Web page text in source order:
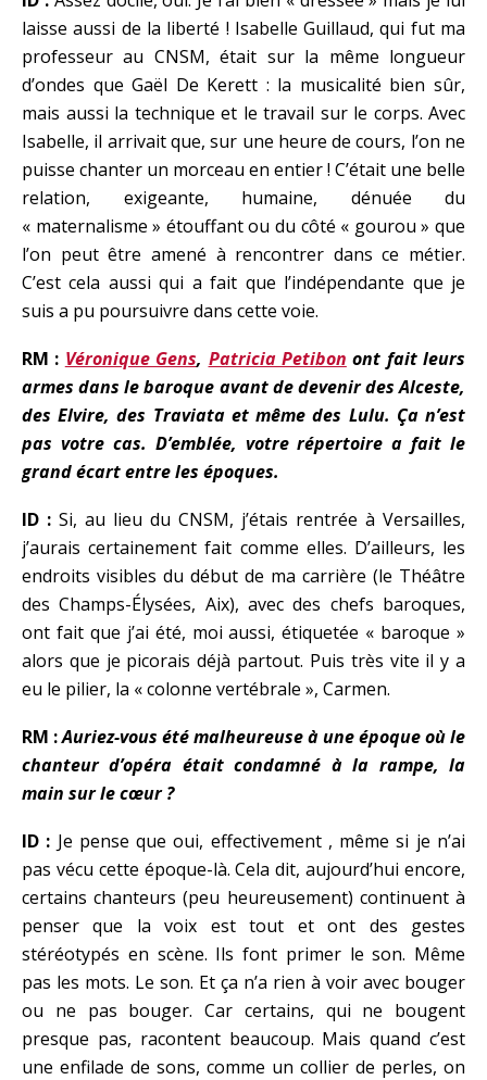
laisse aussi de la liberté ! Isabelle Guillaud, qui fut ma
professeur au CNSM, était sur la même longueur
d’ondes que Gaël De Kerett : la musicalité bien sûr,
mais aussi la technique et le travail sur le corps. Avec
Isabelle, il arrivait que, sur une heure de cours, l’on ne
puisse chanter un morceau en entier ! C’était une belle
relation, exigeante, humaine, dénuée du
« maternalisme » étouffant ou du côté « gourou » que
l’on peut être amené à rencontrer dans ce métier.
C’est cela aussi qui a fait que l’indépendante que je
suis a pu poursuivre dans cette voie.
RM : Véronique Gens, Patricia Petibon ont fait leurs
armes dans le baroque avant de devenir des Alceste,
des Elvire, des Traviata et même des Lulu. Ça n’est
pas votre cas. D’emblée, votre répertoire a fait le
grand écart entre les époques.
ID : Si, au lieu du CNSM, j’étais rentrée à Versailles,
j’aurais certainement fait comme elles. D’ailleurs, les
endroits visibles du début de ma carrière (le Théâtre
des Champs-Élysées, Aix), avec des chefs baroques,
ont fait que j’ai été, moi aussi, étiquetée « baroque »
alors que je picorais déjà partout. Puis très vite il y a
eu le pilier, la « colonne vertébrale », Carmen.
RM :Auriez-vous été malheureuse à une époque où le
chanteur d’opéra était condamné à la rampe, la
main sur le cœur ?
ID : Je pense que oui, effectivement , même si je n’ai
pas vécu cette époque-là. Cela dit, aujourd’hui encore,
certains chanteurs (peu heureusement) continuent à
penser que la voix est tout et ont des gestes
stéréotypés en scène. Ils font primer le son. Même
pas les mots. Le son. Et ça n’a rien à voir avec bouger
ou ne pas bouger. Car certains, qui ne bougent
presque pas, racontent beaucoup. Mais quand c’est
une enfilade de sons, comme un collier de perles, on